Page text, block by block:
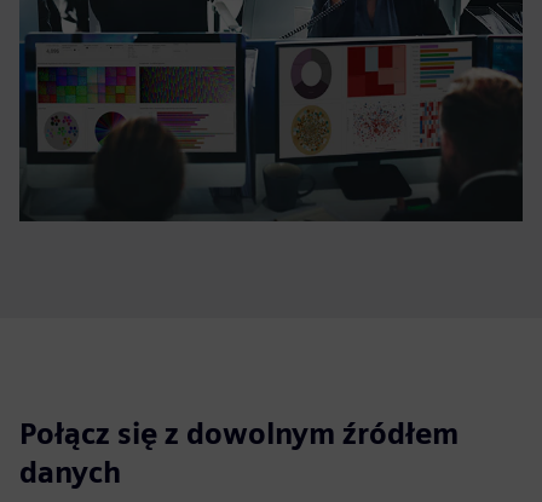
Połącz się z dowolnym źródłem
danych